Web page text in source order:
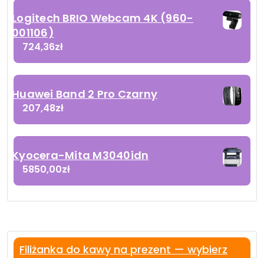
Logitech BRIO Webcam 4K (960-
001106)
724,36zł
Huawei Band 2 Pro Czarny
207,48zł
Kyocera-Mita M3040idn
5850,00zł
Filiżanka do kawy na prezent — wybierz